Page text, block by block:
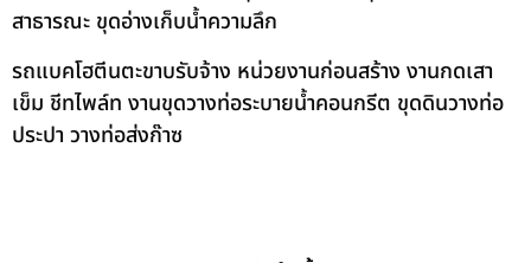
สาธารณะ ขุดอ่างเก็บน้ำความลึก
รถแบคโฮตีนตะขาบรับจ้าง หน่วยงานก่อนสร้าง งานกดเสา
เข็ม ชีทไพล์ท งานขุดวางท่อระบายน้ำคอนกรีต ขุดดินวางท่อ
ประปา วางท่อส่งก๊าซ